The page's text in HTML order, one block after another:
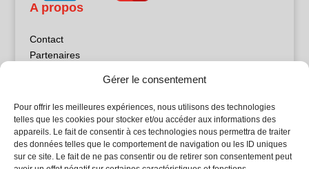
Gérer le consentement
Pour offrir les meilleures expériences, nous utilisons des technologies
telles que les cookies pour stocker et/ou accéder aux informations des
appareils. Le fait de consentir à ces technologies nous permettra de traiter
des données telles que le comportement de navigation ou les ID uniques
sur ce site. Le fait de ne pas consentir ou de retirer son consentement peut
A propos
Contact
Partenaires
Politique de confidentialité
Sites partenaires
5Façades
Atrium Patrimoine